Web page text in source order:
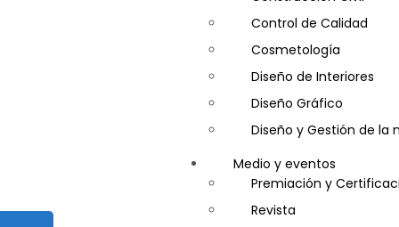
Control de Calidad
Cosmetología
Diseño de Interiores
Diseño Gráfico
Diseño y Gestión de la
Entrenador Personal y
Gastronomía
Gestor de Crédito y
Medio y eventos
Premiación y
Revista